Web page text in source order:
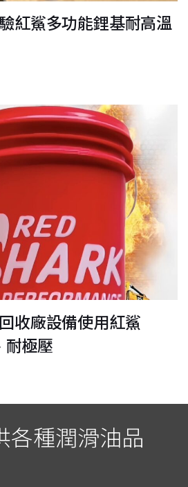
紅鯊多功能鋰基耐高溫
收廠設備使用紅鯊
耐極壓
各種潤滑油品